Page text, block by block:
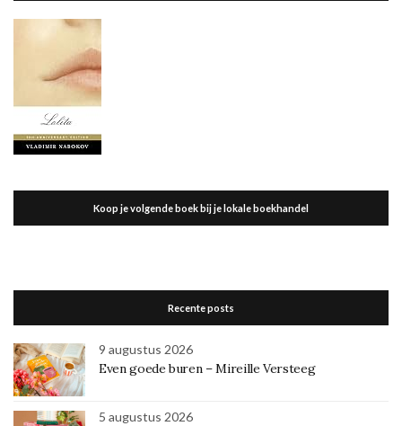
Koop je volgende boek bij je lokale boekhandel
Recente posts
9 augustus 2026
Even goede buren – Mireille Versteeg
5 augustus 2026